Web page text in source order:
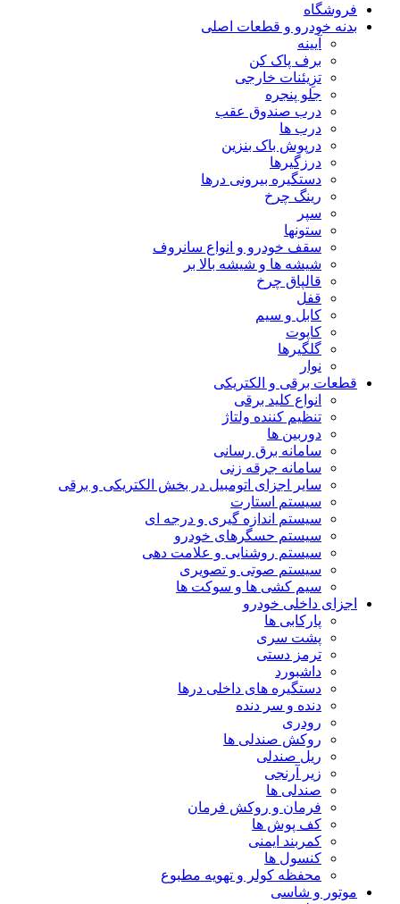
فروشگاه
بدنه خودرو و قطعات اصلی
آیینه
برف پاک کن
تزِیئنات خارجی
جلو پنجره
درب صندوق عقب
درب ها
درپوش باک بنزین
درزگیرها
دستگیره بیرونی درها
رینگ چرخ
سپر
ستونها
سقف خودرو و انواع سانروف
شیشه ها و شیشه بالا بر
قالپاق چرخ
قفل
کابل و سیم
کاپوت
گلگیرها
نوار
قطعات برقی و الکتریکی
انواع کلید برقی
تنظیم کننده ولتاژ
دوربین ها
سامانه برق رسانی
سامانه جرقه زنی
سایر اجزای اتومبیل در بخش الکتریکی و برقی
سیستم استارت
سیستم اندازه گیری و درجه ای
سیستم حسگرهای خودرو
سیستم روشنایی و علامت دهی
سیستم صوتی و تصویری
سیم کشی ها و سوکت ها
اجزای داخلی خودرو
پارکابی ها
پشت سری
ترمز دستی
داشبورد
دستگیره های داخلی درها
دنده و سر دنده
رودری
روکش صندلی ها
ریل صندلی
زیر آرنجی
صندلی ها
فرمان و روکش فرمان
کف پوش ها
کمربند ایمنی
کنسول ها
محفظه کولر و تهویه مطبوع
موتور و شاسی